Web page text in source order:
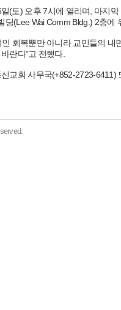
(토) 오후 7시에 열리며, 마지
딩(Lee Wai Comm Bldg.) 2층에
회복뿐만 아니라 교민들의
란다”고 전했다.
교회 사무국(+852-2723-